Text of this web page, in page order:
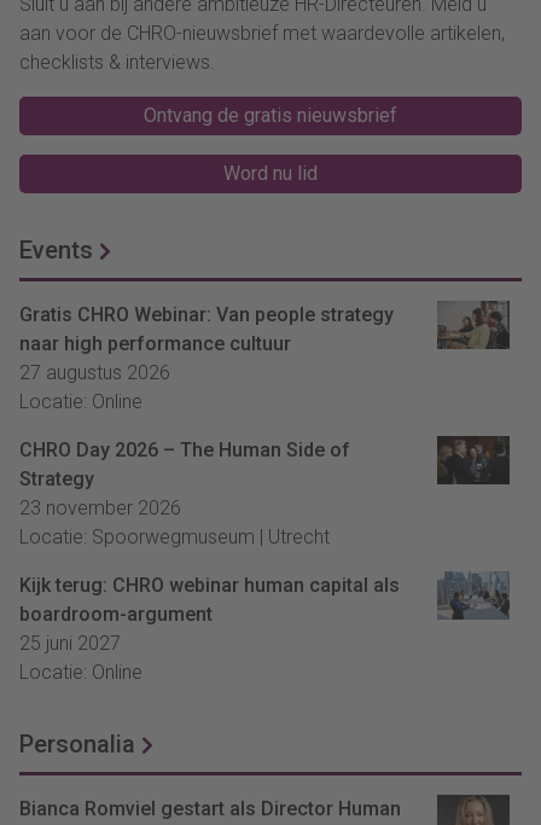
Sluit u aan bij andere ambitieuze HR-Directeuren. Meld u
aan voor de CHRO-nieuwsbrief met waardevolle artikelen,
checklists & interviews.
Ontvang de gratis nieuwsbrief
Word nu lid
Events
Gratis CHRO Webinar: Van people strategy
naar high performance cultuur
27 augustus 2026
Locatie: Online
CHRO Day 2026 – The Human Side of
Strategy
23 november 2026
Locatie: Spoorwegmuseum | Utrecht
Kijk terug: CHRO webinar human capital als
boardroom-argument
25 juni 2027
Locatie: Online
Personalia
Bianca Romviel gestart als Director Human